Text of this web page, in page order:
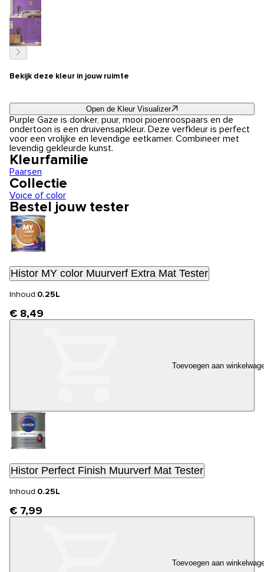
Bekijk deze kleur in jouw ruimte
Open de Kleur Visualizer
Purple Gaze is donker, puur, mooi pioenroospaars en de
ondertoon is een druivensapkleur. Deze verfkleur is perfect
voor een vrolijke en levendige eetkamer. Combineer met
levendig gekleurde kunst.
Kleurfamilie
Paarsen
Collectie
Voice of color
Bestel jouw tester
Histor MY color Muurverf Extra Mat Tester
Inhoud:0.25L
€ 8,49
Toevoegen aan
Histor Perfect Finish Muurverf Mat Tester
Inhoud:0.25L
€ 7,99
Toevoegen aan